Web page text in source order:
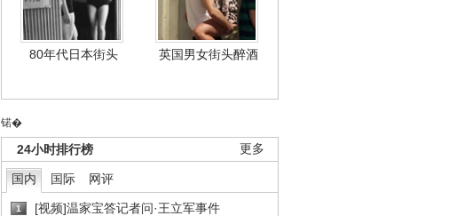
80年代日本街头 英国男女街头醉酒
锘�
更多
24小时排行榜
国内 国际 网评
1 [视频]温家宝答记者问·王立军事件